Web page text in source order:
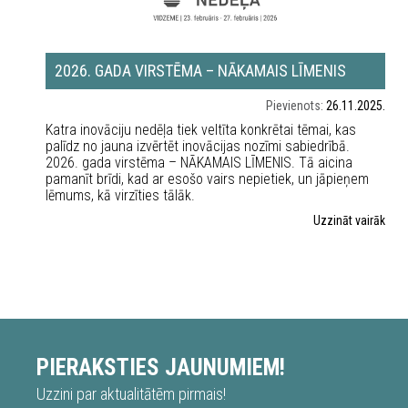
2026. GADA VIRSTĒMA – NĀKAMAIS LĪMENIS
Pievienots: 26.11.2025.
Katra inovāciju nedēļa tiek veltīta konkrētai tēmai, kas
palīdz no jauna izvērtēt inovācijas nozīmi sabiedrībā.
2026. gada virstēma – NĀKAMAIS LĪMENIS. Tā aicina
pamanīt brīdi, kad ar esošo vairs nepietiek, un jāpieņem
lēmums, kā virzīties tālāk.
Uzzināt vairāk
PIERAKSTIES JAUNUMIEM!
Uzzini par aktualitātēm pirmais!